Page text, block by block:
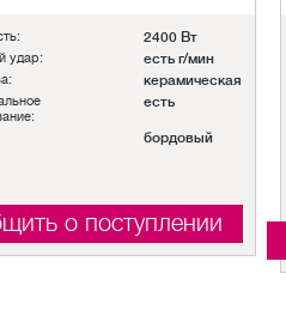
2400 Вт
удар: есть г/мин
керамическая
есть
бордовый
о поступлении